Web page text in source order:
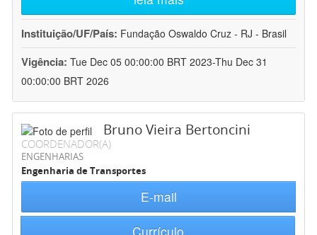
Instituição/UF/País: Fundação Oswaldo Cruz - RJ - Brasil
Vigência: Tue Dec 05 00:00:00 BRT 2023-Thu Dec 31
00:00:00 BRT 2026
Bruno Vieira Bertoncini
COORDENADOR(A)
ENGENHARIAS
Engenharia de Transportes
E-mail
Currículo